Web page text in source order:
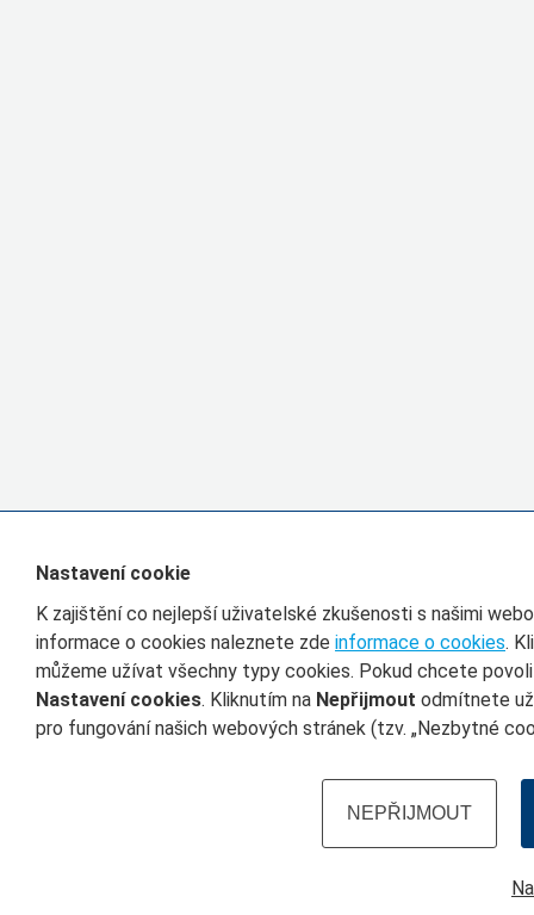
Nastavení cookie
K zajištění co nejlepší uživatelské zkušenosti s našimi
informace o cookies naleznete zde informace o cookies.
můžeme užívat všechny typy cookies. Pokud chcete
Nastavení cookies. Kliknutím na Nepřijmout odmítnete
pro fungování našich webových stránek (tzv. „Nezbytné
NEPŘIJMOUT